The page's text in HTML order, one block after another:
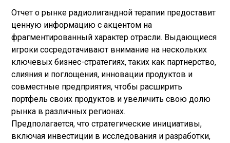
Отчет о рынке радиолигандной терапии предоставит
ценную информацию с акцентом на
фрагментированный характер отрасли. Выдающиеся
игроки сосредотачивают внимание на нескольких
ключевых бизнес-стратегиях, таких как партнерство,
слияния и поглощения, инновации продуктов и
совместные предприятия, чтобы расширить
портфель своих продуктов и увеличить свою долю
рынка в различных регионах.
Предполагается, что стратегические инициативы,
включая инвестиции в исследования и разработки,